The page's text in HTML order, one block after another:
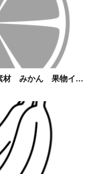
材 みかん 果物イ...